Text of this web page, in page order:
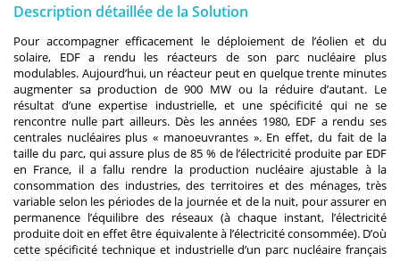
Description détaillée de la Solution
Pour accompagner efficacement le déploiement de l’éolien et du
solaire, EDF a rendu les réacteurs de son parc nucléaire plus
modulables. Aujourd’hui, un réacteur peut en quelque trente minutes
augmenter sa production de 900 MW ou la réduire d’autant. Le
résultat d’une expertise industrielle, et une spécificité qui ne se
rencontre nulle part ailleurs. Dès les années 1980, EDF a rendu ses
centrales nucléaires plus « manoeuvrantes ». En effet, du fait de la
taille du parc, qui assure plus de 85 % de l’électricité produite par EDF
en France, il a fallu rendre la production nucléaire ajustable à la
consommation des industries, des territoires et des ménages, très
variable selon les périodes de la journée et de la nuit, pour assurer en
permanence l’équilibre des réseaux (à chaque instant, l’électricité
produite doit en effet être équivalente à l’électricité consommée). D’où
cette spécificité technique et industrielle d’un parc nucléaire français